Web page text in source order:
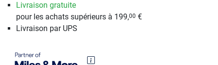
Livraison gratuite
pour les achats supérieurs à 199,00 €
Livraison par UPS